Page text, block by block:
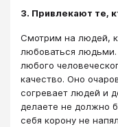
3. Привлекают те,
Смотрим на людей,
любоваться людьми.
любого
качество. Оно
согревает людей и
делаете не должно
себя корону не